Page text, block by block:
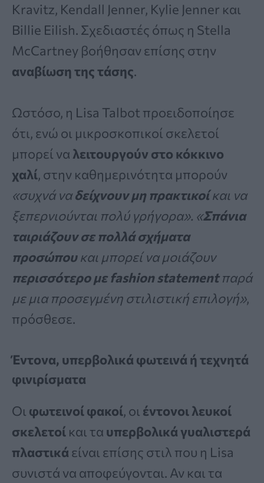
Kravitz, Kendall Jenner, Kylie Jenner και
Billie Eilish. Σχεδιαστές όπως η Stella
McCartney βοήθησαν επίσης στην
αναβίωση της τάσης.
Ωστόσο, η Lisa Talbot προειδοποίησε
ότι, ενώ οι μικροσκοπικοί σκελετοί
μπορεί να λειτουργούν στο κόκκινο
χαλί, στην καθημερινότητα μπορούν
«συχνά ναδείχνουν μη πρακτικοίκαι να
ξεπερνιούνται πολύ γρήγορα». «Σπάνια
ταιριάζουν σε πολλά σχήματα
προσώπουκαι μπορεί να μοιάζουν
περισσότερο με fashion statementπαρά
με μια προσεγμένη στιλιστική επιλογή»,
πρόσθεσε.
Έντονα, υπερβολικά φωτεινά ή τεχνητά
φινιρίσματα
Οι φωτεινοί φακοί, οι έντονοι λευκοί
σκελετοί και τα υπερβολικά γυαλιστερά
πλαστικά είναι επίσης στιλ που η Lisa
συνιστά να αποφεύγονται. Αν και τα